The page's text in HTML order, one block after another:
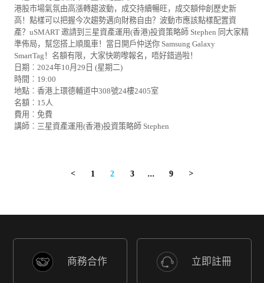
港股市場氣氛由高漲轉趨波動，成交持續暢旺，成交額仲創歷史新
高！點樣可以把握今次趨勢邁向財務自由？波動市應該點樣配置資
產？uSMART 邀請到三星資產運用(香港)投資策略師 Stephen 同大家精
準佈局，幫您搭上順風車！當日開戶仲送你 Samsung Galaxy
SmartTag！名額有限，大家快啲嚟報名，唔好錯過啦！
日期︰2024年10月29日 (星期二)
時間︰19:00
地點︰香港上環德輔道中308號24樓2405室
名額︰15人
費用︰免費
講師︰三星資產運用(香港)投資策略師 Stephen
< 1 2 3 ... 9 >
商務合作 立即註冊